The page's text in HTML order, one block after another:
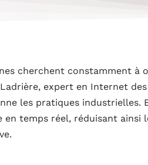
cherchent constamment à
expert en Internet
les pratiques industrielles.
en temps réel, réduisant ainsi